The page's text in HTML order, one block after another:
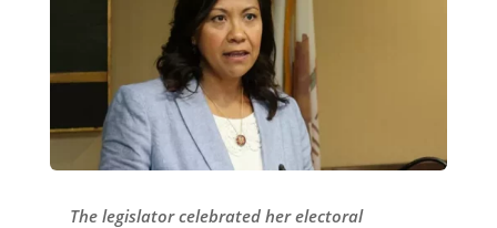
The legislator celebrated her electoral